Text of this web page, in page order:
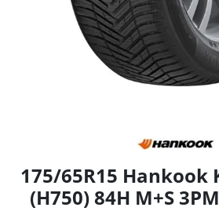
175/65R15 Hankook
(H750) 84H M+S